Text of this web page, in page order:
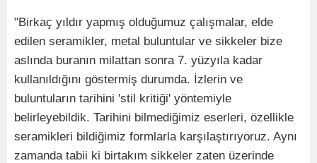
"Birkaç yıldır yapmış olduğumuz çalışmalar, elde
edilen seramikler, metal buluntular ve sikkeler bize
aslında buranın milattan sonra 7. yüzyıla kadar
kullanıldığını göstermiş durumda. İzlerin ve
buluntuların tarihini 'stil kritiği' yöntemiyle
belirleyebildik. Tarihini bilmediğimiz eserleri, özellikle
seramikleri bildiğimiz formlarla karşılaştırıyoruz. Aynı
zamanda tabii ki birtakım sikkeler zaten üzerinde